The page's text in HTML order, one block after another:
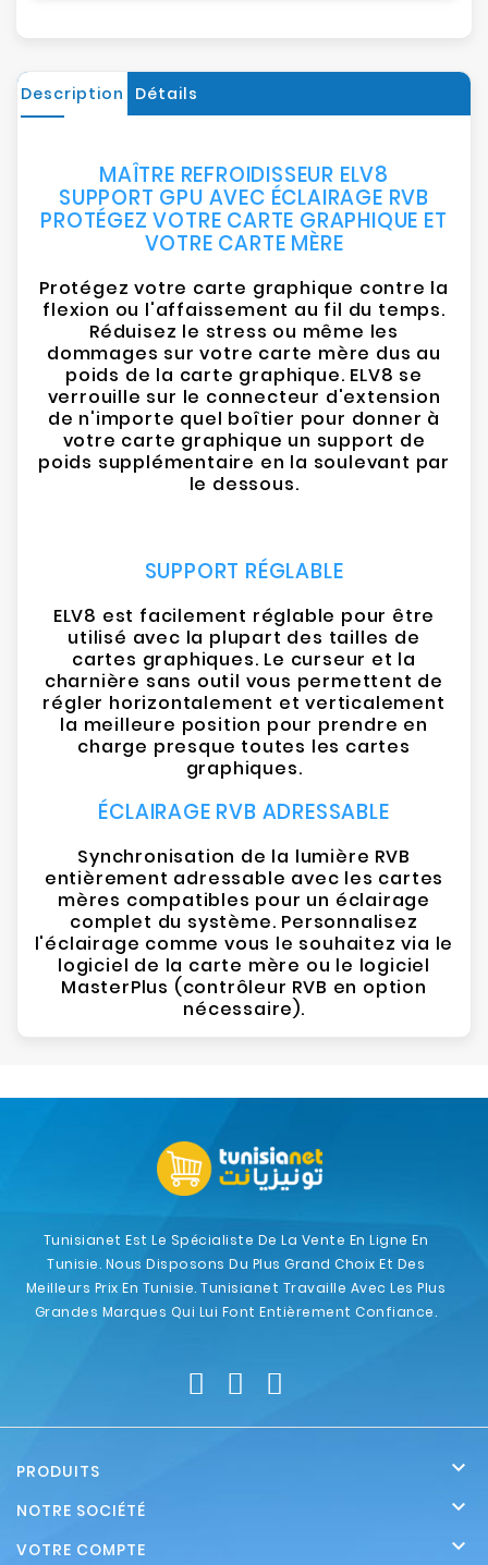
Description Détails
MAÎTRE REFROIDISSEUR ELV8
SUPPORT GPU AVEC ÉCLAIRAGE RVB
PROTÉGEZ VOTRE CARTE GRAPHIQUE ET
VOTRE CARTE MÈRE
Protégez votre carte graphique contre la
flexion ou l'affaissement au fil du temps.
Réduisez le stress ou même les
dommages sur votre carte mère dus au
poids de la carte graphique. ELV8 se
verrouille sur le connecteur d'extension
de n'importe quel boîtier pour donner à
votre carte graphique un support de
poids supplémentaire en la soulevant par
le dessous.
SUPPORT RÉGLABLE
ELV8 est facilement réglable pour être
utilisé avec la plupart des tailles de
cartes graphiques. Le curseur et la
charnière sans outil vous permettent de
régler horizontalement et verticalement
la meilleure position pour prendre en
charge presque toutes les cartes
graphiques.
ÉCLAIRAGE RVB ADRESSABLE
Synchronisation de la lumière RVB
entièrement adressable avec les cartes
mères compatibles pour un éclairage
complet du système. Personnalisez
l'éclairage comme vous le souhaitez via le
logiciel de la carte mère ou le logiciel
MasterPlus (contrôleur RVB en option
nécessaire).
Tunisianet Est Le Spécialiste De La Vente En Ligne En
Tunisie. Nous Disposons Du Plus Grand Choix Et Des
Meilleurs Prix En Tunisie. Tunisianet Travaille Avec Les Plus
Grandes Marques Qui Lui Font Entièrement Confiance.
PRODUITS 
NOTRE SOCIÉTÉ 
VOTRE COMPTE 